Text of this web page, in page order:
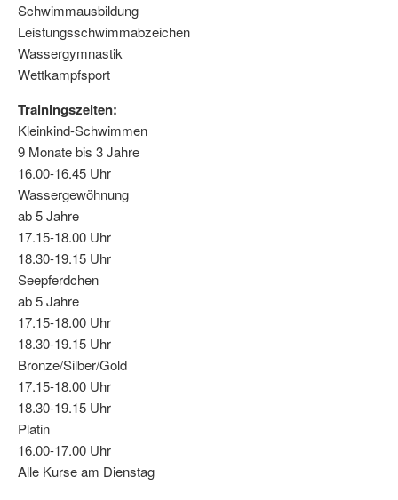
Schwimmausbildung
Leistungsschwimmabzeichen
Wassergymnastik
Wettkampfsport
Trainingszeiten:
Kleinkind-Schwimmen
9 Monate bis 3 Jahre
16.00-16.45 Uhr
Wassergewöhnung
ab 5 Jahre
17.15-18.00 Uhr
18.30-19.15 Uhr
Seepferdchen
ab 5 Jahre
17.15-18.00 Uhr
18.30-19.15 Uhr
Bronze/Silber/Gold
17.15-18.00 Uhr
18.30-19.15 Uhr
Platin
16.00-17.00 Uhr
Alle Kurse am Dienstag